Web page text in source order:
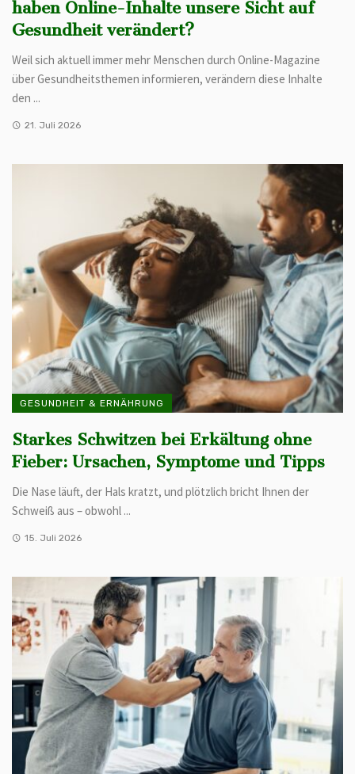
haben Online-Inhalte unsere Sicht auf
Gesundheit verändert?
Weil sich aktuell immer mehr Menschen durch Online-Magazine
über Gesundheitsthemen informieren, verändern diese Inhalte
den ...
21. Juli 2026
GESUNDHEIT & ERNÄHRUNG
Starkes Schwitzen bei Erkältung ohne
Fieber: Ursachen, Symptome und Tipps
Die Nase läuft, der Hals kratzt, und plötzlich bricht Ihnen der
Schweiß aus – obwohl ...
15. Juli 2026